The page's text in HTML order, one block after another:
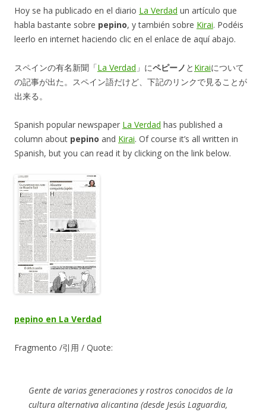
Hoy se ha publicado en el diario La Verdad un artículo que
habla bastante sobre pepino, y también sobre Kirai. Podéis
leerlo en internet haciendo clic en el enlace de aquí abajo.
スペインの有名新聞「La Verdad 」にペピーノ と Kiraiについて
の記事が出た。スペイン語だけど、下記のリンクで見ることが
出来る。
Spanish popular newspaper La Verdad has published a
column about pepino and Kirai. Of course it’s all written in
Spanish, but you can read it by clicking on the link below.
pepino en La Verdad
Fragmento /引用 / Quote:
Gente de varias generaciones y rostros conocidos de la
cultura alternativa alicantina (desde Jesús Laguardia,